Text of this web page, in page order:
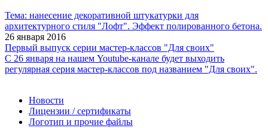
Тема: нанесение декоративной штукатурки для
архитектурного стиля "Лофт". Эффект полированного бетона.
26 января 2016
Первый выпуск серии мастер-классов "Для своих"
С 26 января на нашем Youtube-канале будет выходить
регулярная серия мастер-классов под названием "Для своих".
Новости
Лицензии / сертификаты
Логотип и прочие файлы